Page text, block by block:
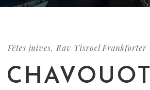
Fêtes juives, Rav Yisroel Frankforter